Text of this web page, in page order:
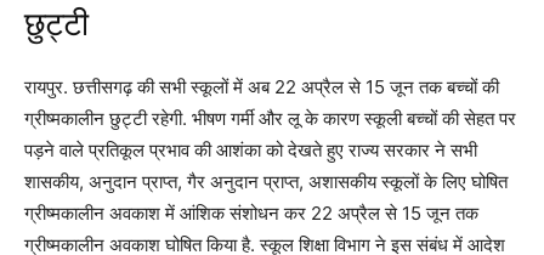
छुट्टी
रायपुर. छत्तीसगढ़ की सभी स्कूलों में अब 22 अप्रैल से 15 जून तक बच्चों की
ग्रीष्मकालीन छुट्टी रहेगी. भीषण गर्मी और लू के कारण स्कूली बच्चों की सेहत पर
पड़ने वाले प्रतिकूल प्रभाव की आशंका को देखते हुए राज्य सरकार ने सभी
शासकीय, अनुदान प्राप्त, गैर अनुदान प्राप्त, अशासकीय स्कूलों के लिए घोषित
ग्रीष्मकालीन अवकाश में आंशिक संशोधन कर 22 अप्रैल से 15 जून तक
ग्रीष्मकालीन अवकाश घोषित किया है. स्कूल शिक्षा विभाग ने इस संबंध में आदेश